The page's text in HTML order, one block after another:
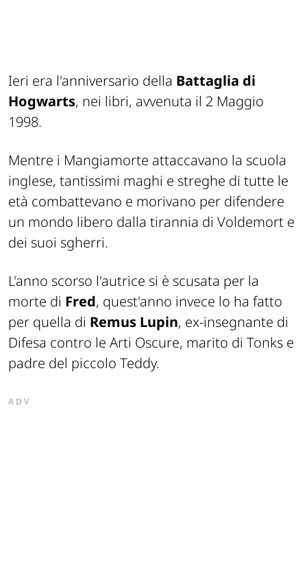
Ieri era l'anniversario della Battaglia di
Hogwarts, nei libri, avvenuta il 2 Maggio
1998.
Mentre i Mangiamorte attaccavano la scuola
inglese, tantissimi maghi e streghe di tutte le
età combattevano e morivano per difendere
un mondo libero dalla tirannia di Voldemort e
dei suoi sgherri.
L'anno scorso l'autrice si è scusata per la
morte di Fred, quest'anno invece lo ha fatto
per quella di Remus Lupin, ex-insegnante di
Difesa contro le Arti Oscure, marito di Tonks e
padre del piccolo Teddy.
ADV